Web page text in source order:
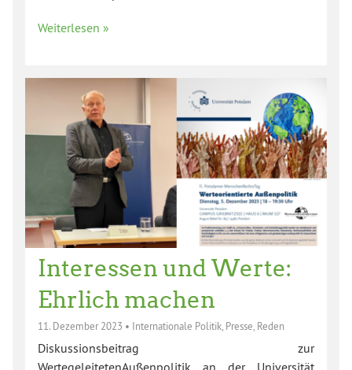
Weiterlesen »
Interessen und Werte:
Ehrlich machen
11. Dezember 2023 • Internationale Politik Presse Reden
Diskussionsbeitrag zur
WertegeleitetenAußenpolitik an der Universität